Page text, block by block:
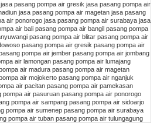
jasa pasang pompa air gresik jasa pasang pompa air
jasa pasang pompa air magetan jasa pasang
air ponorogo jasa pasang pompa air surabaya jasa
air bali pasang pompa air bangil pasang pompa
pasang pompa air blitar pasang pompa air
pasang pompa air gresik pasang pompa air
pompa air jember pasang pompa air jombang
air lamongan pasang pompa air lumajang
air madura pasang pompa air magetan
air mojokerto pasang pompa air nganjuk
air pacitan pasang pompa air pamekasan
pompa air pasuruan pasang pompa air ponorogo
pompa air sampang pasang pompa air sidoarjo
pompa air sumenep pasang pompa air surabaya
pompa air tuban pasang pompa air tulungagung